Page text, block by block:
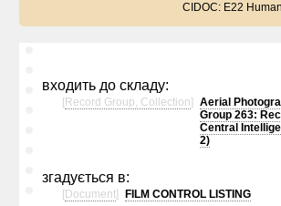
CIDOC: E22
входить до складу:
[Record Group, Collection]
Aerial
Group 263:
Central
2)
згадується в:
[Document]
FILM CONTROL LISTING